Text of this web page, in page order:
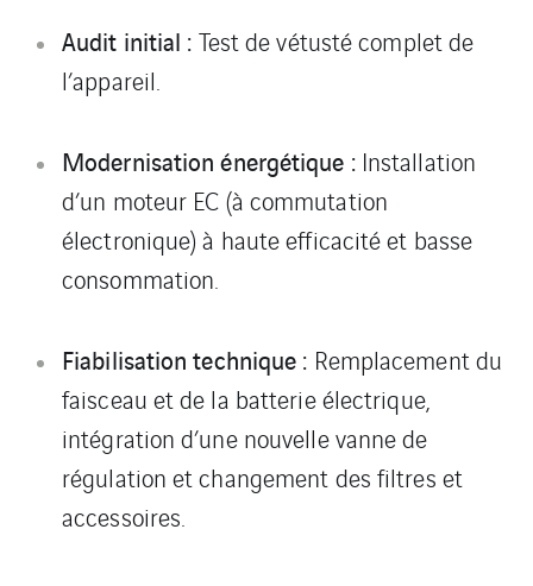
Audit initial : Test de vétusté complet de
l’appareil.
Modernisation énergétique :Installation
d’un moteur EC (à commutation
électronique) à haute efficacité et basse
consommation.
Fiabilisation technique : Remplacement du
faisceau et de la batterie électrique,
intégration d’une nouvelle vanne de
régulation et changement des filtres et
accessoires.